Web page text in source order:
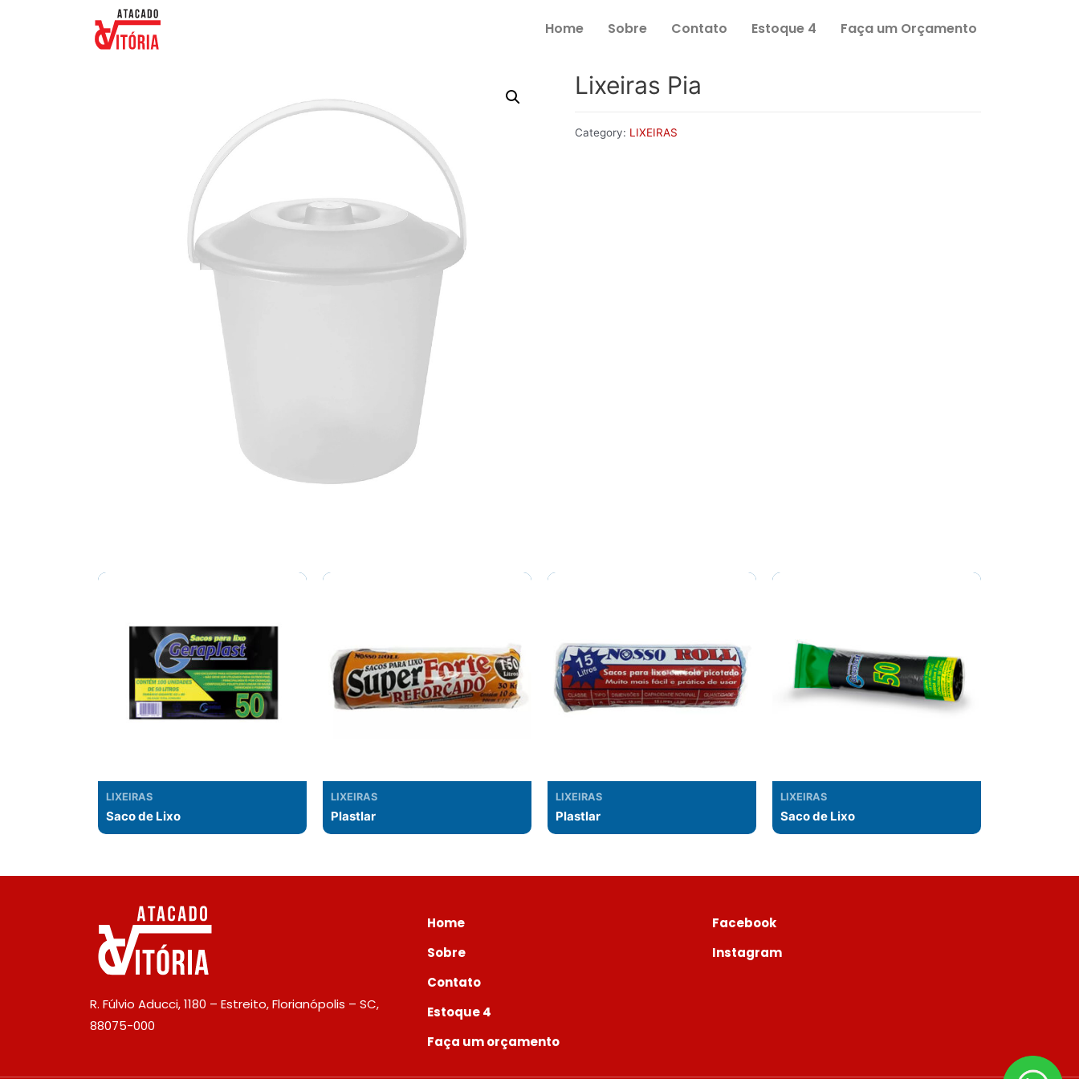
Home Sobre Contato Estoque 4 Faça um Orçamento
Lixeiras Pia
Category: LIXEIRAS
LIXEIRAS
Saco de Lixo
LIXEIRAS
Plastlar
LIXEIRAS
Plastlar
LIXEIRAS
Saco de Lixo
R. Fúlvio Aducci, 1180 – Estreito, Florianópolis – SC,
88075-000
Home
Sobre
Contato
Estoque 4
Faça um orçamento
Facebook
Instagram